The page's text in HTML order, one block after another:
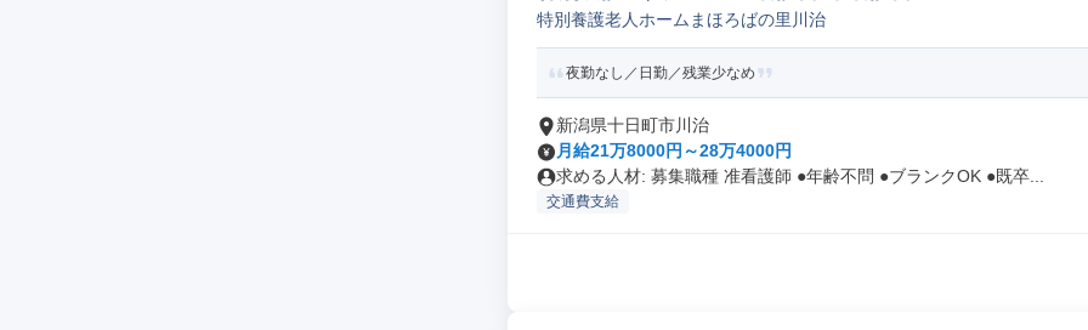
特別養護老人ホームまほろばの里川治
夜勤なし／日勤／残業少なめ
新潟県十日町市川治
月給21万8000円～28万4000円
求める人材: 募集職種 准看護師 ●年齢不問 ●ブランクOK ●既卒...
交通費支給